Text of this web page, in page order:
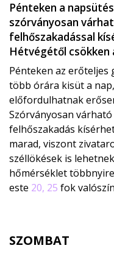
Pénteken a
szórványosan
felhőszakadással
Hétvégétől csökken
Pénteken az
több órára kisüt a
előfordulhatnak
Szórványosan
felhőszakadás
marad, viszont
széllökések is
hőmérséklet többnyire
este 20, 25 fok
SZOMBAT